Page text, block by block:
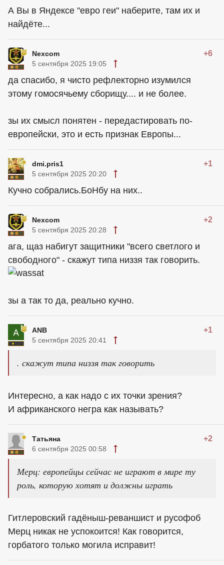
А Вы в Яндексе "евро геи" наберите, там их и
найдёте...
Nexcom +6
5 сентября 2025 19:05
да спасибо, я чисто рефлекторно изумился
этому гомосячьему сборищу.... и не более.
зы их смысл понятен - передастировать по-
европейски, это и есть признак Европы...
dmi.pris1 +1
5 сентября 2025 20:20
Кучно собрались.БоНбу на них..
Nexcom +2
5 сентября 2025 20:28
ага, щаз набигут защитники "всего светлого и
свободного" - скажут типа низзя так говорить.
зы а так то да, реально кучно.
ANB +1
5 сентября 2025 20:41
. скажут типа низзя так говорить
Интересно, а как надо с их точки зрения?
И африканского негра как называть?
Татьяна +2
6 сентября 2025 00:58
Мерц: европейцы сейчас не играют в мире ту
роль, которую хотят и должны играть
Гитлеровский гадёныш-реваншист и русофоб
Мерц никак не успокоится! Как говорится,
горбатого только могила исправит!